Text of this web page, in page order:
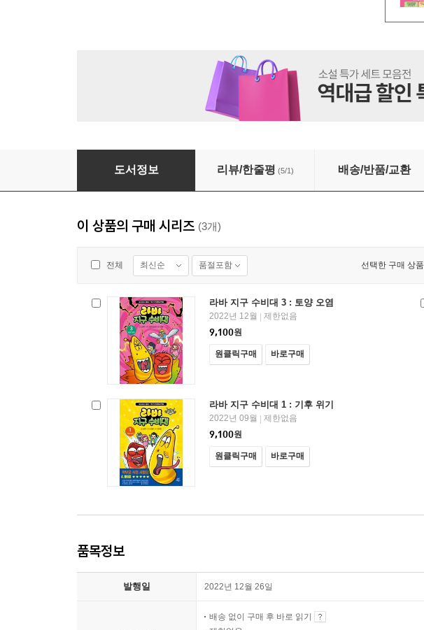
라바 지구 수비대 3 : 토양 오염
도서정보 리뷰/한줄평 (5/1) 배송/반품/교환
이 상품의 구매 시리즈 (3개)
전체 최신순 품절포함 선택한 구매 상품
라바 지구 수비대 3 : 토양 오염
2022년 12월
제한없음
9,100원
원클릭구매 바로구매
라바 지구 수비대 1 : 기후 위기
2022년 09월
제한없음
9,100원
원클릭구매 바로구매
품목정보
발행일 2022년 12월 26일
배송 없이 구매 후 바로 읽기